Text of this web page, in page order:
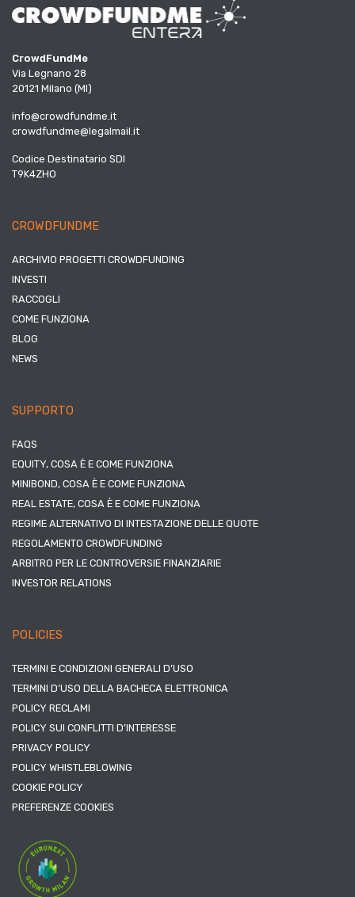
CrowdFundMe
Via Legnano 28
20121 Milano (MI)
info@crowdfundme.it
crowdfundme@legalmail.it
Codice Destinatario SDI
T9K4ZHO
CROWDFUNDME
ARCHIVIO PROGETTI CROWDFUNDING
INVESTI
RACCOGLI
COME FUNZIONA
BLOG
NEWS
SUPPORTO
FAQS
EQUITY, COSA È E COME FUNZIONA
MINIBOND, COSA È E COME FUNZIONA
REAL ESTATE, COSA È E COME FUNZIONA
REGIME ALTERNATIVO DI INTESTAZIONE DELLE QUOTE
REGOLAMENTO CROWDFUNDING
ARBITRO PER LE CONTROVERSIE FINANZIARIE
INVESTOR RELATIONS
POLICIES
TERMINI E CONDIZIONI GENERALI D’USO
TERMINI D’USO DELLA BACHECA ELETTRONICA
POLICY RECLAMI
POLICY SUI CONFLITTI D’INTERESSE
PRIVACY POLICY
POLICY WHISTLEBLOWING
COOKIE POLICY
PREFERENZE COOKIES